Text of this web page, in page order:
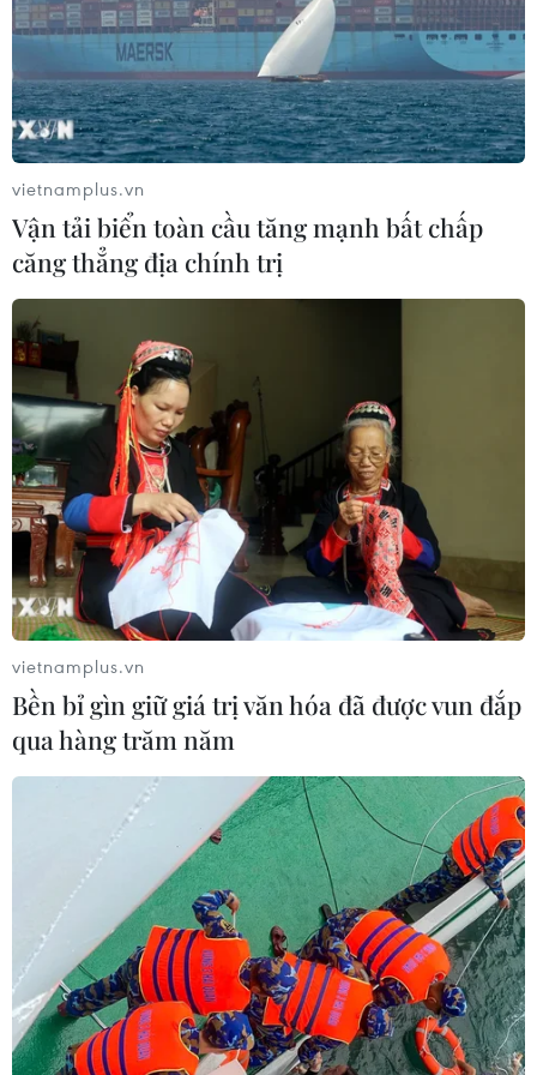
TIN CÙNG CHUYÊN MỤC
Cộng hòa Dân chủ Congo ghi nhận
hơn 300 trẻ em tử vong do Ebola
08/08/2026 15:21
vietnamplus.vn
Vận tải biển toàn cầu tăng mạnh bất chấp
căng thẳng địa chính trị
vietnamplus.vn
Bền bỉ gìn giữ giá trị văn hóa đã được vun đắp
qua hàng trăm năm